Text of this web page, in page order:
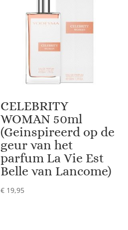
CELEBRITY
WOMAN 50ml
(Geinspireerd op de
geur van het
parfum La Vie Est
Belle van Lancome)
€ 19,95